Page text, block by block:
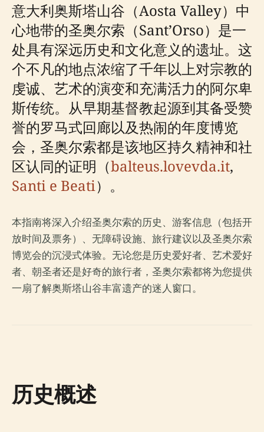
意大利奥斯塔山谷（Aosta Valley）中
心地带的圣奥尔索（Sant’Orso）是一
处具有深远历史和文化意义的遗址。这
个不凡的地点浓缩了千年以上对宗教的
虔诚、艺术的演变和充满活力的阿尔卑
斯传统。从早期基督教起源到其备受赞
誉的罗马式回廊以及热闹的年度博览
会，圣奥尔索都是该地区持久精神和社
区认同的证明（balteus.lovevda.it,
Santi e Beati）。
本指南将深入介绍圣奥尔索的历史、游客信息（包括开
放时间及票务）、无障碍设施、旅行建议以及圣奥尔索
博览会的沉浸式体验。无论您是历史爱好者、艺术爱好
者、朝圣者还是好奇的旅行者，圣奥尔索都将为您提供
一扇了解奥斯塔山谷丰富遗产的迷人窗口。
历史概述